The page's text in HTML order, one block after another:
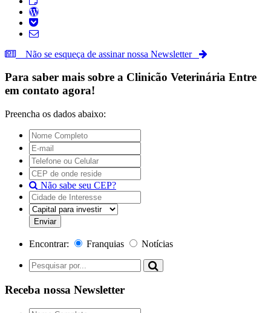
Não se esqueça de assinar nossa Newsletter
Para saber mais sobre a Clinicão Veterinária Entre
em contato agora!
Preencha os dados abaixo:
Não sabe seu CEP?
Encontrar: Franquias Notícias
Receba nossa Newsletter